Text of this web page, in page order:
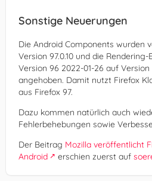
Sonstige Neuerungen
Die Android Components wurden
Version 97.0.10 und die
Version 96 2022-01-26 auf Version
angehoben. Damit nutzt Firefox
aus Firefox 97.
Dazu kommen natürlich auch
Fehlerbehebungen sowie
Der Beitrag Mozilla veröffentlicht
Android
erschien zuerst auf